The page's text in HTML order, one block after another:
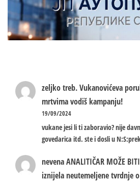
zeljko treb.Vukanovićeva
mrtvima vodiš kampanju!
19/09/2024
vukane jesi li ti zaboravio? nije
govedarica itd. ste i dosli u
nevenaANALITIČAR MOŽE
iznijela neutemeljene tvrdnje